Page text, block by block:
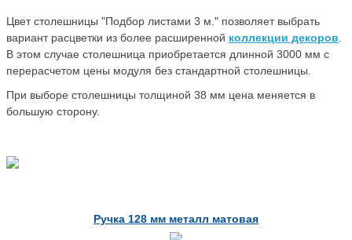
Цвет столешницы "Подбор листами 3 м." позволяет выбрать
вариант расцветки из более расширенной коллекции декоров
В этом случае столешница приобретается длинной 3000 мм с
перерасчетом цены модуля без стандартной столешницы.
При выборе столешницы толщиной 38 мм цена меняется в
большую сторону.
Ручка 128 мм металл матовая